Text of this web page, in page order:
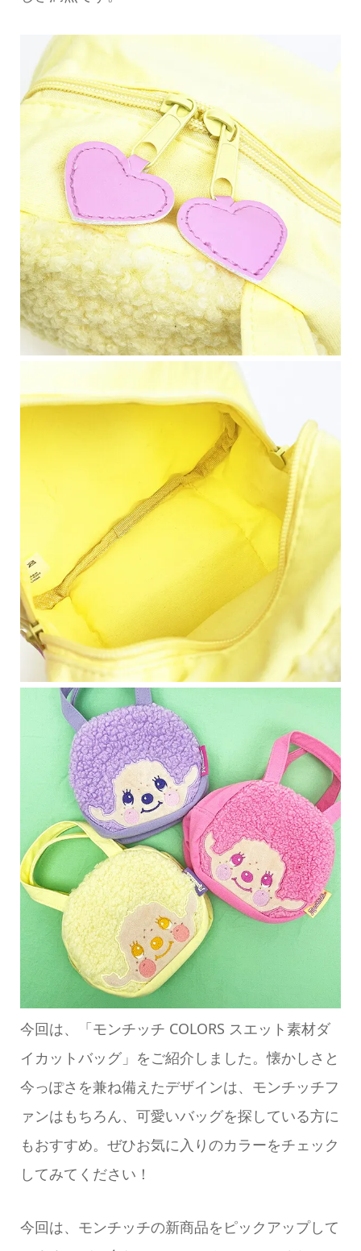
今回は、「モンチッチ COLORS スエット素材ダ
イカットバッグ」をご紹介しました。懐かしさと
今っぽさを兼ね備えたデザインは、モンチッチフ
ァンはもちろん、可愛いバッグを探している方に
もおすすめ。ぜひお気に入りのカラーをチェック
してみてください！
今回は、モンチッチの新商品をピックアップして